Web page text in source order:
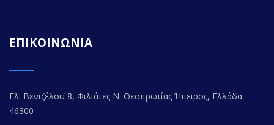
ΕΠΙΚΟΙΝΩΝΙΑ
Ελ. Βενιζέλου 8, Φιλιάτες Ν. Θεσπρωτίας Ήπειρος, Ελλάδα
46300